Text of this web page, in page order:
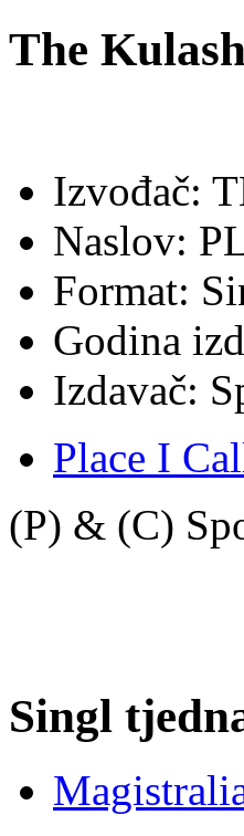
The
Izvođač:
Naslov:
Format:
Godina
Izdavač:
Place I
(P) & (C)
Singl